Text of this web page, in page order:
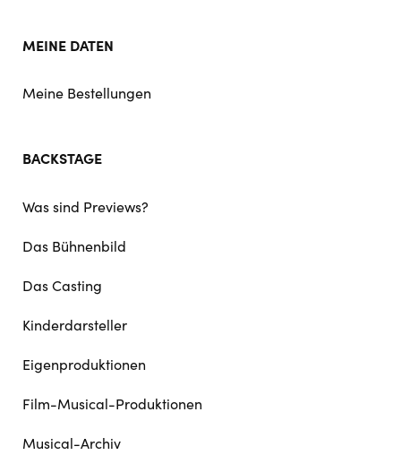
MEINE DATEN
Meine Bestellungen
BACKSTAGE
Was sind Previews?
Das Bühnenbild
Das Casting
Kinderdarsteller
Eigenproduktionen
Film-Musical-Produktionen
Musical-Archiv